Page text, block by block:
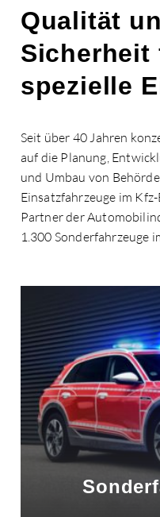
Qualität
Sicherheit
spezielle
Seit über 40 Jahren
auf die Planung,
und Umbau von
Einsatzfahrzeuge im
Partner der
1.300 Sonderfahrzeuge